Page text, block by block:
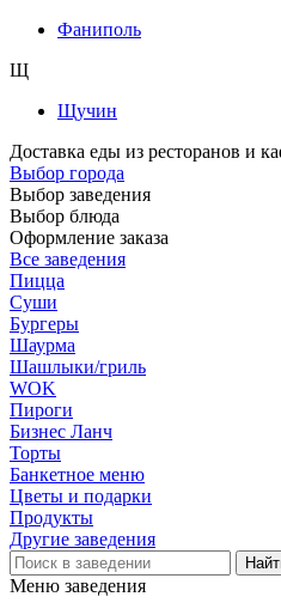
Фаниполь
Щ
Щучин
Доставка еды из ресторанов и
Выбор города
Выбор заведения
Выбор блюда
Оформление заказа
Все заведения
Пицца
Суши
Бургеры
Шаурма
Шашлыки/гриль
WOK
Пироги
Бизнес Ланч
Торты
Банкетное меню
Цветы и подарки
Продукты
Другие заведения
Меню заведения